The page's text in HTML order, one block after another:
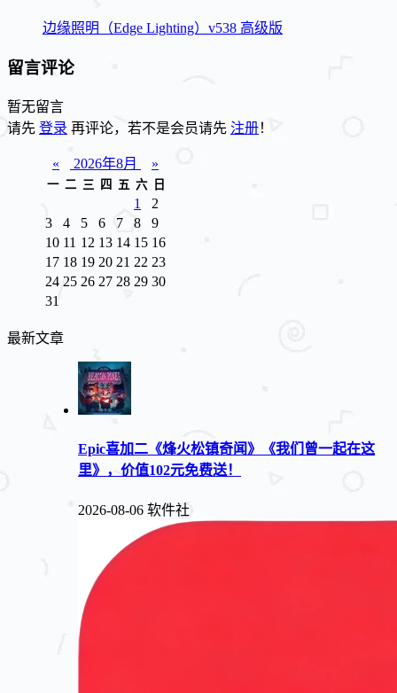
边缘照明（Edge Lighting）v538 高级版
留言评论
暂无留言
请先 登录 再评论，若不是会员请先 注册！
« 2026年8月 »
一 二 三 四 五 六 日
1
2
3
4 5 6 7 8
9
10 11 12 13 14 15 16
17 18 19 20 21 22 23
24 25 26 27 28 29 30
31
最新文章
Epic喜加二《烽火松镇奇闻》《我们曾一起在这
里》，价值102元免费送！
2026-08-06 软件社